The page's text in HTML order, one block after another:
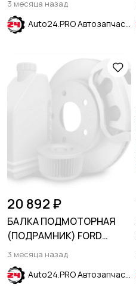
2020-2023
3 месяца назад
Auto24.PRO Автозапчасти
20 892 ₽
БАЛКА ПОДМОТОРНАЯ
(ПОДРАМНИК) FORD
GALAXY 2006-2015
3 месяца назад
Auto24.PRO Автозапчасти